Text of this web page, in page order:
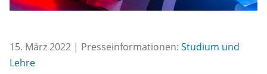
15. März 2022 | Presseinformationen: Studium und
Lehre